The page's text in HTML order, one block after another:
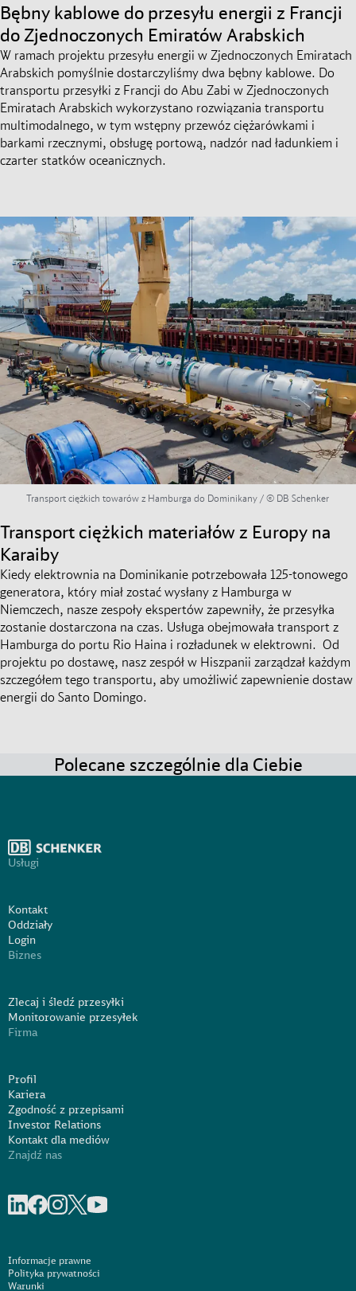
Bębny kablowe do przesyłu energii z Francji
do Zjednoczonych Emiratów Arabskich
W ramach projektu przesyłu energii w Zjednoczonych Emiratach
Arabskich pomyślnie dostarczyliśmy dwa bębny kablowe. Do
transportu przesyłki z Francji do Abu Zabi w Zjednoczonych
Emiratach Arabskich wykorzystano rozwiązania transportu
multimodalnego, w tym wstępny przewóz ciężarówkami i
barkami rzecznymi, obsługę portową, nadzór nad ładunkiem i
czarter statków oceanicznych.
Transport ciężkich towarów z Hamburga do Dominikany / © DB Schenker
Transport ciężkich materiałów z Europy na
Karaiby
Kiedy elektrownia na Dominikanie potrzebowała 125-tonowego
generatora, który miał zostać wysłany z Hamburga w
Niemczech, nasze zespoły ekspertów zapewniły, że przesyłka
zostanie dostarczona na czas. Usługa obejmowała transport z
Hamburga do portu Rio Haina i rozładunek w elektrowni. Od
projektu po dostawę, nasz zespół w Hiszpanii zarządzał każdym
szczegółem tego transportu, aby umożliwić zapewnienie dostaw
energii do Santo Domingo.
Polecane szczególnie dla Ciebie
Usługi
Kontakt
Oddziały
Login
Biznes
Zlecaj i śledź przesyłki
Monitorowanie przesyłek
Firma
Profil
Kariera
Zgodność z przepisami
Investor Relations
Kontakt dla mediów
Znajdź nas
Informacje prawne
Polityka prywatności
Warunki